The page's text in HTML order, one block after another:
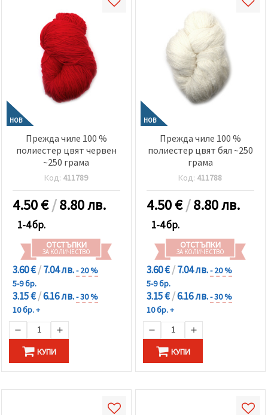
НОВ
Прежда чиле 100 %
полиестер цвят червен
~250 грама
Код: 411789
4.50€/8.80 лв.
1-4 бр.
ОТСТЪПКИ
ЗА КОЛИЧЕСТВО
3.60 €/7.04 лв.- 20 %
5-9 бр.
3.15 €/6.16 лв.- 30 %
10 бр. +
КУПИ
НОВ
Прежда чиле 100 %
полиестер цвят бял ~250
грама
Код: 411788
4.50€/8.80 лв.
1-4 бр.
ОТСТЪПКИ
ЗА КОЛИЧЕСТВО
3.60 €/7.04 лв.- 20 %
5-9 бр.
3.15 €/6.16 лв.- 30 %
10 бр. +
КУПИ